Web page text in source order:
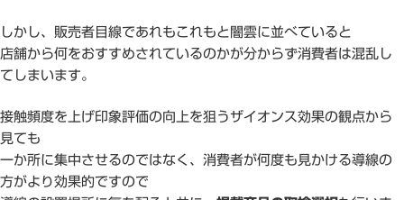
しかし、販売者目線であれもこれもと闇雲に並べていると
店舗から何をおすすめされているのかが分からず消費者は混乱し
てしまいます。
接触頻度を上げ印象評価の向上を狙うザイオンス効果の観点から
見ても
一か所に集中させるのではなく、消費者が何度も見かける導線の
方がより効果的ですので